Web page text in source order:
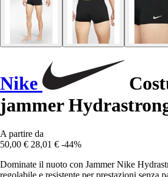
Nike
jammer
A partire da
50,00 € 28,01 € -44%
Dominate il nuoto con Jammer Nike